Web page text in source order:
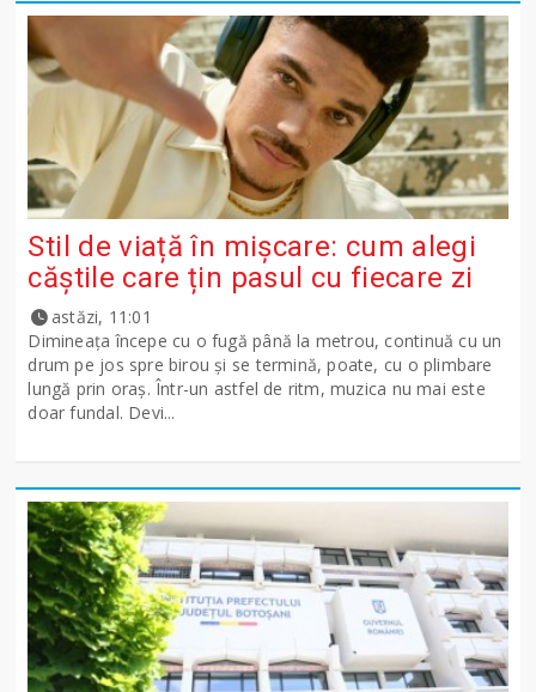
Stil de viață în mișcare: cum alegi
căștile care țin pasul cu fiecare zi
astăzi, 11:01
Dimineața începe cu o fugă până la metrou, continuă cu un
drum pe jos spre birou și se termină, poate, cu o plimbare
lungă prin oraș. Într-un astfel de ritm, muzica nu mai este
doar fundal. Devi...